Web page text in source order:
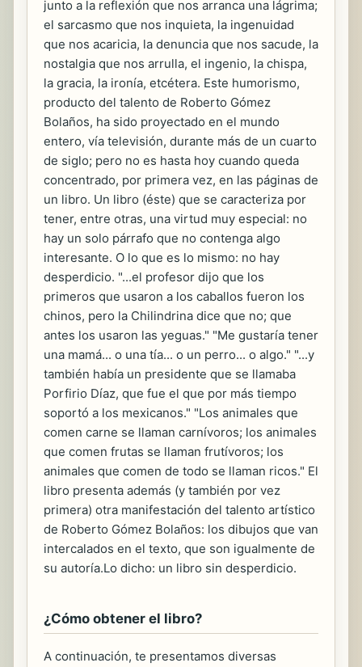
junto a la reflexión que nos arranca una lágrima;
el sarcasmo que nos inquieta, la ingenuidad
que nos acaricia, la denuncia que nos sacude, la
nostalgia que nos arrulla, el ingenio, la chispa,
la gracia, la ironía, etcétera. Este humorismo,
producto del talento de Roberto Gómez
Bolaños, ha sido proyectado en el mundo
entero, vía televisión, durante más de un cuarto
de siglo; pero no es hasta hoy cuando queda
concentrado, por primera vez, en las páginas de
un libro. Un libro (éste) que se caracteriza por
tener, entre otras, una virtud muy especial: no
hay un solo párrafo que no contenga algo
interesante. O lo que es lo mismo: no hay
desperdicio. "...el profesor dijo que los
primeros que usaron a los caballos fueron los
chinos, pero la Chilindrina dice que no; que
antes los usaron las yeguas." "Me gustaría tener
una mamá... o una tía... o un perro... o algo." "...y
también había un presidente que se llamaba
Porfirio Díaz, que fue el que por más tiempo
soportó a los mexicanos." "Los animales que
comen carne se llaman carnívoros; los animales
que comen frutas se llaman frutívoros; los
animales que comen de todo se llaman ricos." El
libro presenta además (y también por vez
primera) otra manifestación del talento artístico
de Roberto Gómez Bolaños: los dibujos que van
intercalados en el texto, que son igualmente de
su autoría.Lo dicho: un libro sin desperdicio.
¿Cómo obtener el libro?
A continuación, te presentamos diversas